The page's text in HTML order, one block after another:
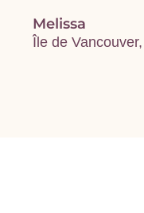
Melissa
Île de